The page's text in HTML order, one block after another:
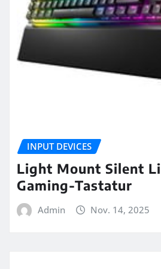
INPUT DEVICES
Light Mount Silent
Gaming-Tastatur
Admin Nov. 14, 2025